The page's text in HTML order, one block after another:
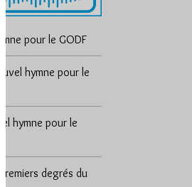
pour le GODF
hymne pour le
hymne pour le
premiers degrés du